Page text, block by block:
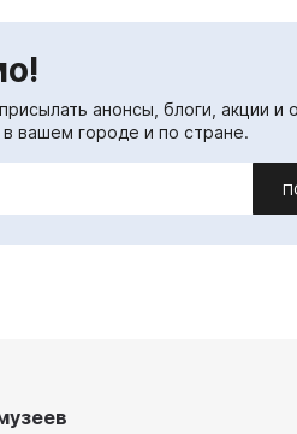
анонсы, блоги, акции и
вашем городе и по стране.